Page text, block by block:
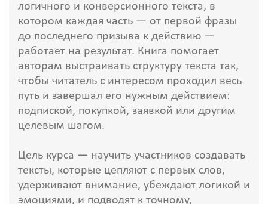
логичного и конверсионного текста, в
котором каждая часть — от первой фразы
до последнего призыва к действию —
работает на результат. Книга помогает
авторам выстраивать структуру текста так,
чтобы читатель с интересом проходил весь
путь и завершал его нужным действием:
подпиской, покупкой, заявкой или другим
целевым шагом.
Цель курса — научить участников создавать
тексты, которые цепляют с первых слов,
удерживают внимание, убеждают логикой и
эмоциями, и подводят к точному,